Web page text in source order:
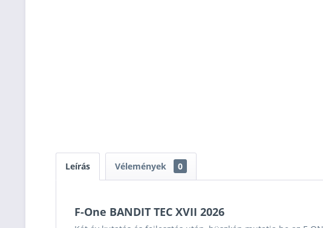
Leírás Vélemények 0
F-One BANDIT TEC XVII 2026